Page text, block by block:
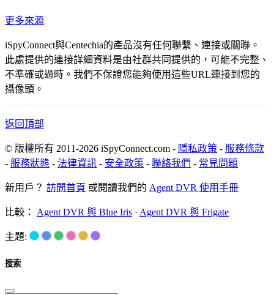
更多來源
iSpyConnect與Centechia的產品沒有任何聯繫、連接或關聯。
此處提供的連接詳細資料是由社群共同提供的，可能不完整、
不準確或過時。我們不保證您能夠使用這些URL連接到您的
攝像頭。
返回頂部
© 版權所有 2011-2026 iSpyConnect.com - 隱私政策 - 服務條款
- 服務狀態 - 法律資訊 - 安全政策 - 聯絡我們 - 常見問題
新用戶？ 訪問首頁 或閱讀我們的 Agent DVR 使用手冊
比較： Agent DVR 與 Blue Iris · Agent DVR 與 Frigate
主題:
搜索